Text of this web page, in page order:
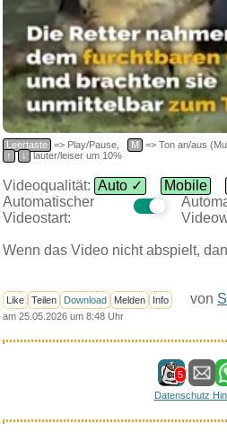
Leertaste => Play/Pause, M => Ton an/aus
↑
↓ lauter/leiser um 10%
Videoqualität: Auto ✓ Mobile
Automatischer
Videostart:
Wenn das Video nicht abspielt,
Like Teilen Download Melden Info von
am 25.05.2026 um 8:48 Uhr
5
Datenschutz